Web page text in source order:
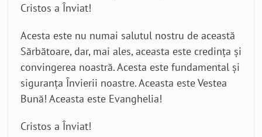
Cristos a Înviat!
Acesta este nu numai salutul nostru de această
Sărbătoare, dar, mai ales, aceasta este credința și
convingerea noastră. Acesta este fundamental și
siguranța Învierii noastre. Aceasta este Vestea
Bună! Aceasta este Evanghelia!
Cristos a Înviat!